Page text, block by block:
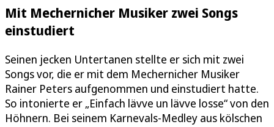
Mit Mechernicher Musiker zwei Songs
einstudiert
Seinen jecken Untertanen stellte er sich mit zwei
Songs vor, die er mit dem Mechernicher Musiker
Rainer Peters aufgenommen und einstudiert hatte.
So intonierte er „Einfach lävve un lävve losse“ von den
Höhnern. Bei seinem Karnevals-Medley aus kölschen